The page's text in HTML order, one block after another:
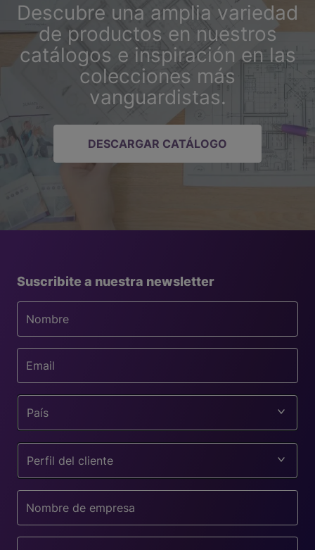
Descubre una amplia variedad
de productos en nuestros
catálogos e inspiración en las
colecciones más
vanguardistas.
DESCARGAR CATÁLOGO
Suscribite a nuestra newsletter
País
Perfil del cliente